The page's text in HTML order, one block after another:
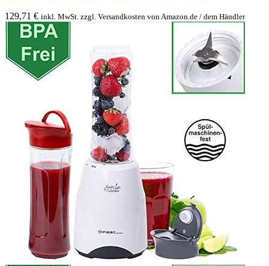
129,71 € inkl. MwSt. zzgl. Versandkosten von Amazon.de / dem Händler